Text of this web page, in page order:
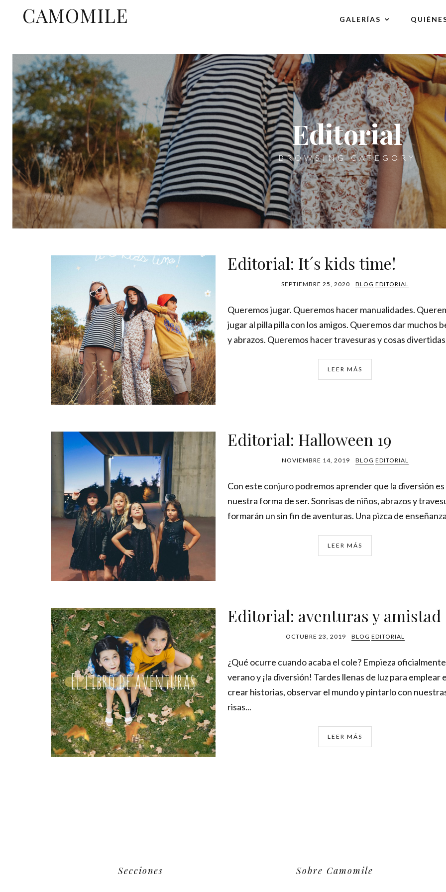
CAMOMILE GALERÍAS
Editorial
BROWSING CATEGORY
Editorial: It´s kids time!
SEPTIEMBRE 25, 2020 BLOG EDITORIAL
Queremos jugar. Queremos hacer manualidades.
jugar al pilla pilla con los amigos. Queremos dar muchos
y abrazos. Queremos hacer travesuras y cosas
LEER MÁS
Editorial: Halloween 19
NOVIEMBRE 14, 2019 BLOG EDITORIAL
Con este conjuro podremos aprender que la diversión es
nuestra forma de ser. Sonrisas de niños, abrazos y
formarán un sin fin de aventuras. Una pizca de
LEER MÁS
Editorial: aventuras y amistad
OCTUBRE 23, 2019 BLOG EDITORIAL
¿Qué ocurre cuando acaba el cole? Empieza
verano y ¡la diversión! Tardes llenas de luz para emplear
crear historias, observar el mundo y pintarlo con
risas...
LEER MÁS
Secciones Sobre Camomile